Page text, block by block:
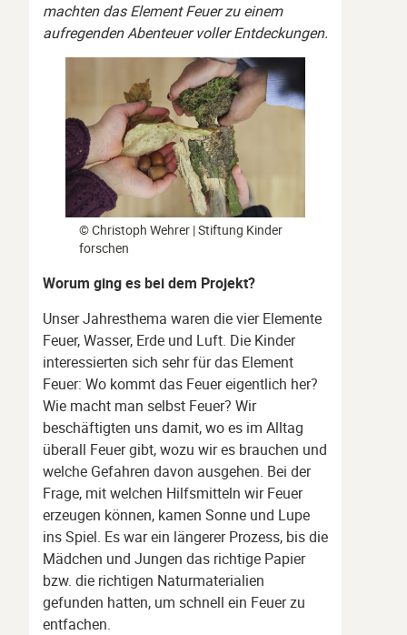
machten das Element Feuer zu einem
aufregenden Abenteuer voller Entdeckungen.
© Christoph Wehrer | Stiftung Kinder
forschen
Worum ging es bei dem Projekt?
Unser Jahresthema waren die vier Elemente
Feuer, Wasser, Erde und Luft. Die Kinder
interessierten sich sehr für das Element
Feuer: Wo kommt das Feuer eigentlich her?
Wie macht man selbst Feuer? Wir
beschäftigten uns damit, wo es im Alltag
überall Feuer gibt, wozu wir es brauchen und
welche Gefahren davon ausgehen. Bei der
Frage, mit welchen Hilfsmitteln wir Feuer
erzeugen können, kamen Sonne und Lupe
ins Spiel. Es war ein längerer Prozess, bis die
Mädchen und Jungen das richtige Papier
bzw. die richtigen Naturmaterialien
gefunden hatten, um schnell ein Feuer zu
entfachen.